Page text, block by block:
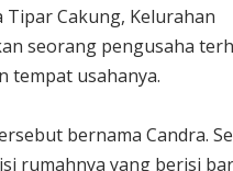
Cakung, Kelurahan
seorang pengusaha
tempat usahanya.
bernama Candra.
rumahnya yang berisi